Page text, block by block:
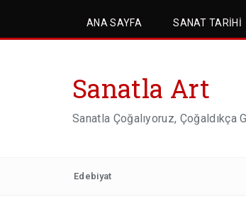
ANA SAYFA SANAT TARIHI
Sanatla Art
Sanatla Çoğalıyoruz, Çoğaldıkça
Edebiyat